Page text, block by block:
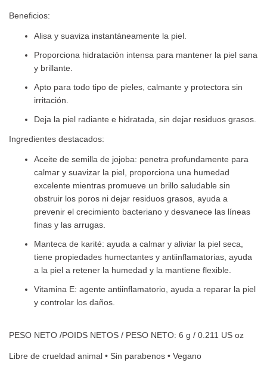
Beneficios:
Alisa y suaviza instantáneamente la piel.
Proporciona hidratación intensa para mantener la piel sana
y brillante.
Apto para todo tipo de pieles, calmante y protectora sin
irritación.
Deja la piel radiante e hidratada, sin dejar residuos grasos.
Ingredientes destacados:
Aceite de semilla de jojoba: penetra profundamente para
calmar y suavizar la piel, proporciona una humedad
excelente mientras promueve un brillo saludable sin
obstruir los poros ni dejar residuos grasos, ayuda a
prevenir el crecimiento bacteriano y desvanece las líneas
finas y las arrugas.
Manteca de karité: ayuda a calmar y aliviar la piel seca,
tiene propiedades humectantes y antiinflamatorias, ayuda
a la piel a retener la humedad y la mantiene flexible.
Vitamina E: agente antiinflamatorio, ayuda a reparar la piel
y controlar los daños.
PESO NETO /POIDS NETOS / PESO NETO: 6 g / 0.211 US oz
Libre de crueldad animal • Sin parabenos • Vegano